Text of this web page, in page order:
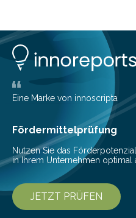
Lösungen interessieren. 1.
Konten auf einen Blick
ihrem Online-Banking eine
mit der sich Konten bei
Eine Marke von innoscripta
Fördermittelprüfung
Nutzen Sie das Förderpotenzial
in Ihrem Unternehmen optimal
JETZT PRÜFEN